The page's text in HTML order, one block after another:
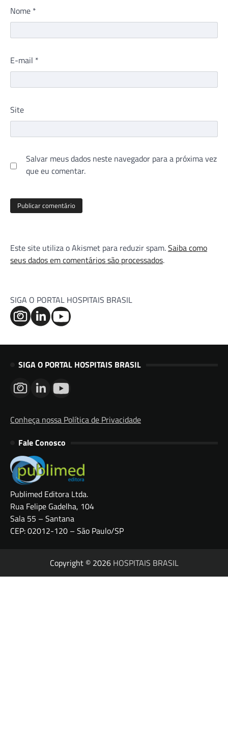
Nome *
E-mail *
Site
Salvar meus dados neste navegador para a próxima vez
que eu comentar.
Este site utiliza o Akismet para reduzir spam.Saiba como
seus dados em comentários são processados.
SIGA O PORTAL HOSPITAIS BRASIL
SIGA O PORTAL HOSPITAIS BRASIL
Conheça nossa Política de Privacidade
Fale Conosco
Publimed Editora Ltda.
Rua Felipe Gadelha, 104
Sala 55 – Santana
CEP: 02012-120 – São Paulo/SP
Copyright © 2026 HOSPITAIS BRASIL